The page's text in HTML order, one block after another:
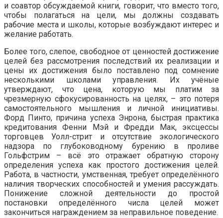
и соавтор обсуждаемой книги, говорит, что вместо того,
чтобы полагаться на цели, мы должны создавать
рабочие места и школы, которые возбуждают интерес и
желание работать.
Более того, слепое, свободное от ценностей достижение
целей без рассмотрения последствий их реализации и
цены их достижения было поставлено под сомнение
несколькими школами управления. Их учёные
утверждают, что цена, которую мы платим за
чрезмерную сфокусированность на целях, – это потеря
самостоятельного мышления и личной инициативы.
Форд Пинто, причина успеха Энрона, быстрая практика
кредитования Фенни Мэй и Фредди Мак, эксцессы
торговцев Уолл-стрит и отсутствие экологического
надзора по глубоководному бурению в проливе
Гольфстрим – всё это отражает обратную сторону
определения успеха как простого достижения целей.
Работа, в частности, умственная, требует определённого
наличия творческих способностей и умения рассуждать.
Понижение сложной деятельности до простой
постановки определённого числа целей может
закончиться награждением за неправильное поведение.